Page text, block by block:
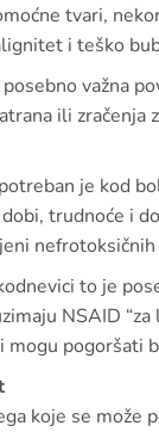
tvari,
i teško
važna
ili zračenja
je kod
trudnoće i
to je
NSAID “za
mogu pogoršati
koje se može